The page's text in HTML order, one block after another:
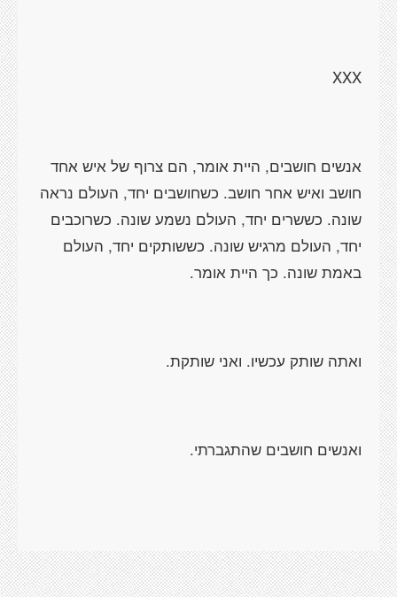
XXX
אנשים חושבים, היית אומר, הם צרוף של איש אחד
חושב ואיש אחר חושב. כשחושבים יחד, העולם נראה
שונה. כששרים יחד, העולם נשמע שונה. כשרוכבים
יחד, העולם מרגיש שונה. כששותקים יחד, העולם
באמת שונה. כך היית אומר.
ואתה שותק עכשיו. ואני שותקת.
ואנשים חושבים שהתגברתי.